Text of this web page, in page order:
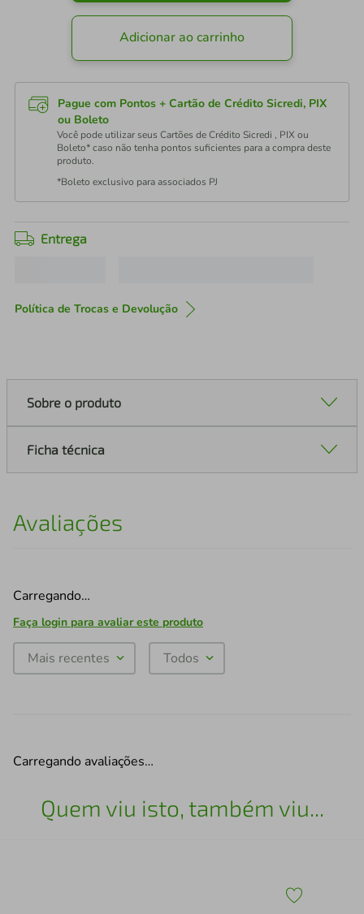
Adicionar ao carrinho
Pague com Pontos + Cartão de Crédito Sicredi, PIX
ou Boleto
Você pode utilizar seus Cartões de Crédito Sicredi , PIX ou
Boleto* caso não tenha pontos suficientes para a compra deste
produto.
*Boleto exclusivo para associados PJ
Entrega
Política de Trocas e Devolução
Sobre o produto
Ficha técnica
Avaliações
Carregando…
Faça login para avaliar este produto
Mais recentes Todos
Carregando avaliações…
Quem viu isto, também viu...